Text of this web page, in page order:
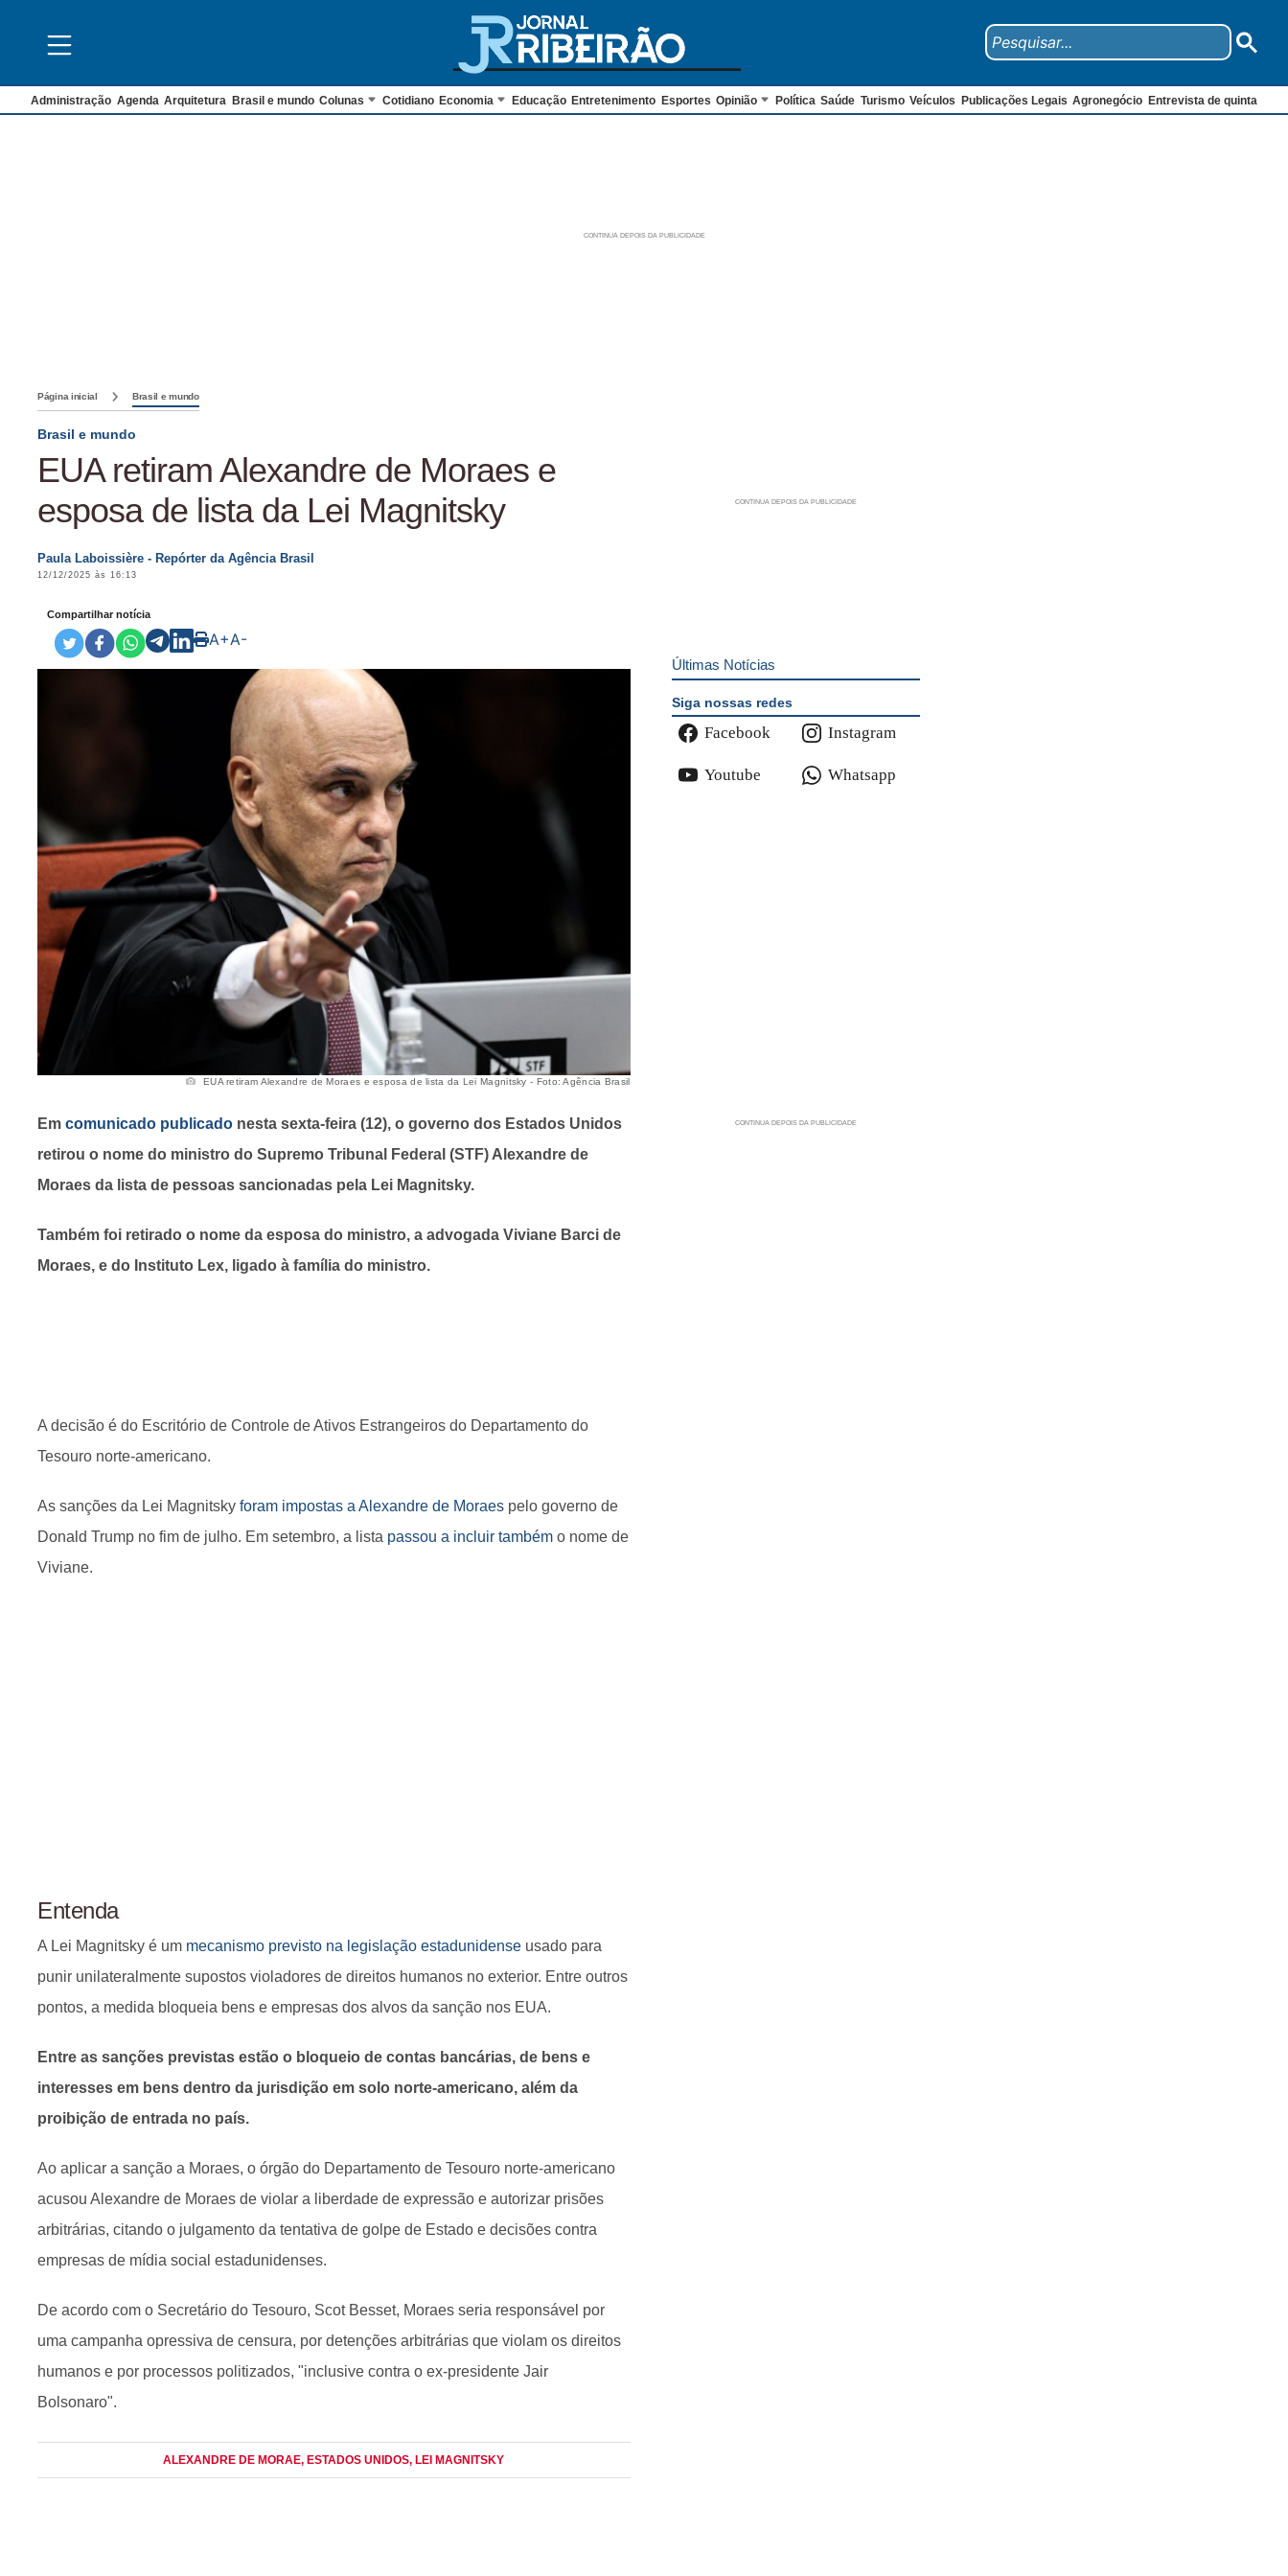
Administração Agenda Arquitetura Brasil e mundo Colunas Cotidiano Economia Educação Entretenimento Esportes Opinião Política Saúde Turismo Veículos Publicações Legais Agronegócio Entrevista de quinta
Página inicial Brasil e mundo
Brasil e mundo
EUA retiram Alexandre de Moraes e
esposa de lista da Lei Magnitsky
Paula Laboissière - Repórter da Agência Brasil
12/12/2025 às 16:13
Compartilhar notícia
A+A-
EUA retiram Alexandre de Moraes e esposa de lista da Lei Magnitsky - Foto: Agência Brasil
Em comunicado publicado nesta sexta-feira (12), o governo dos Estados Unidos
retirou o nome do ministro do Supremo Tribunal Federal (STF) Alexandre de
Moraes da lista de pessoas sancionadas pela Lei Magnitsky.
Também foi retirado o nome da esposa do ministro, a advogada Viviane Barci de
Moraes, e do Instituto Lex, ligado à família do ministro.
A decisão é do Escritório de Controle de Ativos Estrangeiros do Departamento do
Tesouro norte-americano.
As sanções da Lei Magnitsky foram impostas a Alexandre de Moraes pelo governo de
Donald Trump no fim de julho. Em setembro, a lista passou a incluir também o nome de
Viviane.
Entenda
A Lei Magnitsky é um mecanismo previsto na legislação estadunidense usado para
punir unilateralmente supostos violadores de direitos humanos no exterior. Entre outros
pontos, a medida bloqueia bens e empresas dos alvos da sanção nos EUA.
Entre as sanções previstas estão o bloqueio de contas bancárias, de bens e
interesses em bens dentro da jurisdição em solo norte-americano, além da
proibição de entrada no país.
Ao aplicar a sanção a Moraes, o órgão do Departamento de Tesouro norte-americano
acusou Alexandre de Moraes de violar a liberdade de expressão e autorizar prisões
arbitrárias, citando o julgamento da tentativa de golpe de Estado e decisões contra
empresas de mídia social estadunidenses.
De acordo com o Secretário do Tesouro, Scot Besset, Moraes seria responsável por
uma campanha opressiva de censura, por detenções arbitrárias que violam os direitos
humanos e por processos politizados, "inclusive contra o ex-presidente Jair
Bolsonaro".
ALEXANDRE DE MORAE, ESTADOS UNIDOS, LEI MAGNITSKY
Últimas Notícias
Siga nossas redes
Facebook Instagram
Youtube Whatsapp